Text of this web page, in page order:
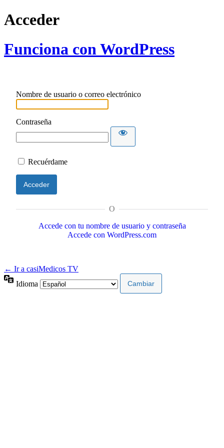
Acceder
Funciona con WordPress
Nombre de usuario o correo electrónico
Contraseña
Recuérdame
O
Accede con tu nombre de usuario y contraseña
Accede con WordPress.com
← Ir a casiMedicos TV
Idioma